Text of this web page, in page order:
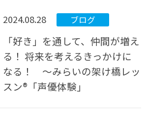
2024.08.28 ブログ
「好き」を通して、仲間が増え
る！ 将来を考えるきっかけに
なる！ ～みらいの架け橋レッ
スン®「声優体験」